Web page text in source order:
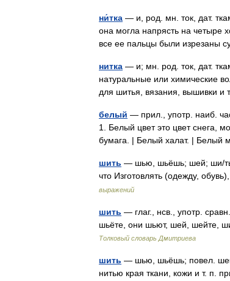
ни́тка — и, род. мн. ток, дат.
она могла напрясть на четыре
все ее пальцы были изрезаны
нитка — и; мн. род. ток, дат.
натуральные или химические
для шитья, вязания, вышивки
белый — прил., употр. наиб.
1. Белый цвет это цвет снега,
бумага. | Белый халат. |
шить — шью, шьёшь; шей; ши/
что Изготовлять (одежду,
выражений
шить — глаг., нсв., употр.
шьёте, они шьют, шей, шейте,
Толковый словарь Дмитриева
шить — шью, шьёшь; повел.
нитью края ткани, кожи и т. п.